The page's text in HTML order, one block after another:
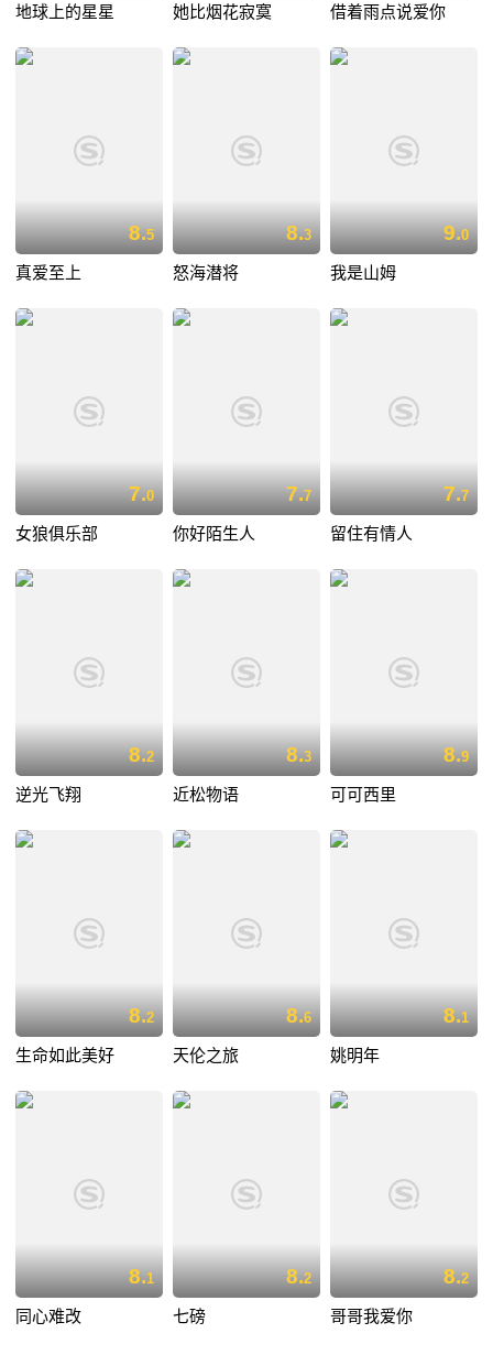
地球上的星星 她比烟花寂寞 借着雨点说爱你
8.5
真爱至上
8.3
怒海潜将
9.0
我是山姆
7.0
女狼俱乐部
7.7
你好陌生人
7.7
留住有情人
8.2
逆光飞翔
8.3
近松物语
8.9
可可西里
8.2
生命如此美好
8.6
天伦之旅
8.1
姚明年
8.1
同心难改
8.2
七磅
8.2
哥哥我爱你